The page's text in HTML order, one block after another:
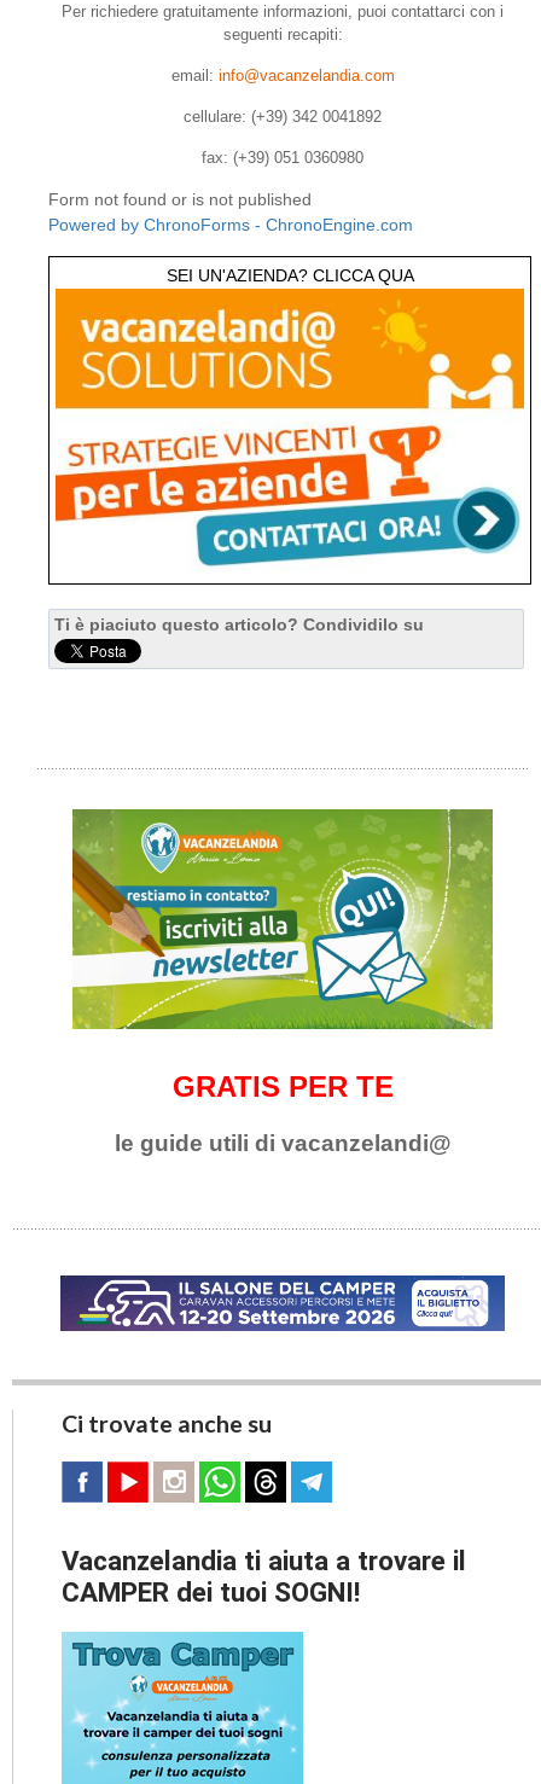
Per richiedere gratuitamente informazioni, puoi contattarci con i
seguenti recapiti:
email: info@vacanzelandia.com
cellulare: (+39) 342 0041892
fax: (+39) 051 0360980
Form not found or is not published
Powered by ChronoForms - ChronoEngine.com
SEI UN'AZIENDA? CLICCA QUA
Ti è piaciuto questo articolo? Condividilo su
GRATIS PER TE
le guide utili di vacanzelandi@
Ci trovate anche su
Vacanzelandia ti aiuta a trovare il
CAMPER dei tuoi SOGNI!